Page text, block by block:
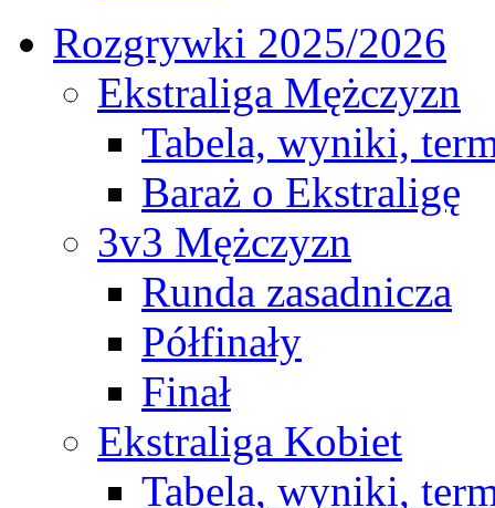
Rozgrywki 2025/2026
Ekstraliga Mężczyzn
Tabela, wyniki,
Baraż o Ekstraligę
3v3 Mężczyzn
Runda zasadnicza
Półfinały
Finał
Ekstraliga Kobiet
Tabela, wyniki,